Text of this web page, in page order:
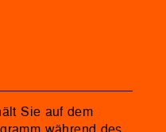
Sie auf dem